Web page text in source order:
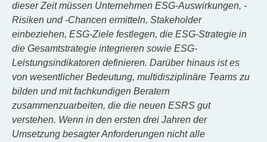
dieser Zeit müssen Unternehmen ESG-Auswirkungen, -
Risiken und -Chancen ermitteln, Stakeholder
einbeziehen, ESG-Ziele festlegen, die ESG-Strategie in
die Gesamtstrategie integrieren sowie ESG-
Leistungsindikatoren definieren. Darüber hinaus ist es
von wesentlicher Bedeutung, multidisziplinäre Teams zu
bilden und mit fachkundigen Beratern
zusammenzuarbeiten, die die neuen ESRS gut
verstehen. Wenn in den ersten drei Jahren der
Umsetzung besagter Anforderungen nicht alle